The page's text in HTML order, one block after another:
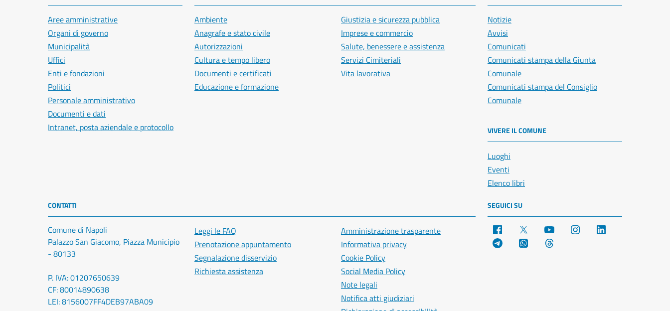
Aree amministrative
Organi di governo
Municipalità
Uffici
Enti e fondazioni
Politici
Personale amministrativo
Documenti e dati
Intranet, posta aziendale e protocollo
Ambiente
Anagrafe e stato civile
Autorizzazioni
Cultura e tempo libero
Documenti e certificati
Educazione e formazione
Giustizia e sicurezza pubblica
Imprese e commercio
Salute, benessere e assistenza
Servizi Cimiteriali
Vita lavorativa
Notizie
Avvisi
Comunicati
Comunicati stampa della Giunta
Comunale
Comunicati stampa del Consiglio
Comunale
VIVERE IL COMUNE
Luoghi
Eventi
Elenco libri
CONTATTI
Comune di Napoli
Palazzo San Giacomo, Piazza Municipio
- 80133
P. IVA: 01207650639
CF: 80014890638
LEI: 8156007FF4DEB97ABA09
Leggi le FAQ
Prenotazione appuntamento
Segnalazione disservizio
Richiesta assistenza
Amministrazione trasparente
Informativa privacy
Cookie Policy
Social Media Policy
Note legali
Notifica atti giudiziari
SEGUICI SU
Facebook YouTube Instagram
Telegram WhatsApp